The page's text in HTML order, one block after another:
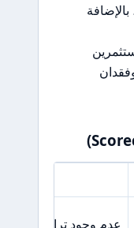
عدم وجود تراخيص من